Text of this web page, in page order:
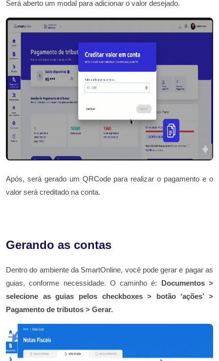
Será aberto um modal para adicionar o valor desejado.
Após, será gerado um QRCode para realizar o pagamento e o
valor será creditado na conta.
Gerando as contas
Dentro do ambiente da SmartOnline, você pode gerar e pagar as
guias, conforme necessidade. O caminho é: Documentos >
selecione as guias pelos checkboxes > botão ‘ações’ >
Pagamento de tributos > Gerar.